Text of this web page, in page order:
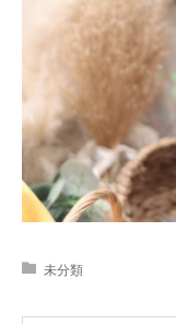
未分類
SNS/リンク